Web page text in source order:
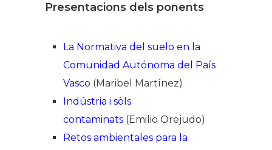
Presentacions dels ponents
La Normativa del suelo en la
Comunidad Autónoma del País
Vasco (Maribel Martínez)
Indústria i sòls
contaminats (Emilio Orejudo)
Retos ambientales para la